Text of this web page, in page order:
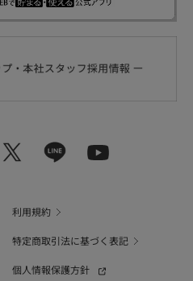
利用規約
特定商取引法に基づく表記
個人情報保護方針